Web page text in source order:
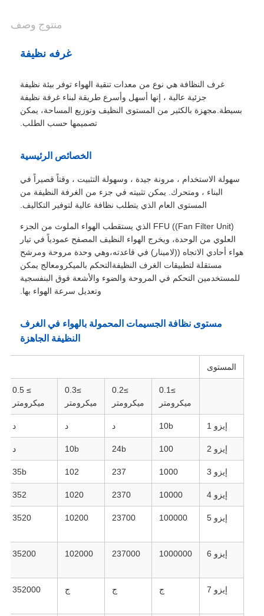
منتوج وصف
غرفه نظيفة
غرف النظافة هي نوع من معدات تنقية الهواء توفر بيئة نظيفة
جزئية عالية ، إنها أسهل وأسرع طريقة لبناء غرفة نظيفة
بسيطة.مجهزة بالكثير من المستوى النظيف وتوزيع المساحة، يمكن
تصميمها حسب الطلب.
الخصائص الرئيسية
سهولة الاستخدام ، مرونة جيدة ، وسهولة التثبيت ، وقتاً قصيراً في
البناء ، ومتحرك. يمكن تثبيته في جزء من الغرفة النظيفة من
المستوى العام الذي يتطلب نظافة عالية لتوفير التكاليف.
FFU ((Fan Filter Unit) الذي يستقطب الهواء الملوث من الجزء
العلوي من الوحدة، ويخرج الهواء النظيف المصفح عمودياً في تيار
هواء أحادي الاتجاه ((لامينار) في قاعدته،وهي وحدة مروحة ومرشح
مستقلة لتطبيقات الغرف النظيفةالتحكم بالميكرومعالج يمكن
للمستخدمين التحكم في المروحة والضوء والأشعة فوق البنفسجية
وتعديل سرعة الهواء بها.
مستوى نظافة الجسيمات المحمولة بالهواء في الغرف
النظيفة الجاهزة
المستوى
≥0.1
ميكرومتر
≥0.2
ميكرومتر
≥0.3
ميكرومتر
≥ 0.5
ميكرومتر
إيزو 1 10b د د د
إيزو 2 100
24b
10b د
إيزو 3 1000
237
102
35b
إيزو 4 10000
2370
1020
352
إيزو 5 100000
23700
10200
3520
إيزو 6 1000000
237000
102000
35200
إيزو 7 ج ج ج 352000